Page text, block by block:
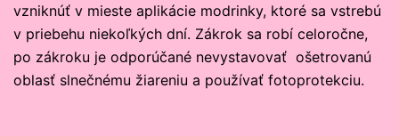
vzniknúť v mieste aplikácie modrinky, ktoré sa vstrebú
v priebehu niekoľkých dní. Zákrok sa robí celoročne,
po zákroku je odporúčané nevystavovať ošetrovanú
oblasť slnečnému žiareniu a používať fotoprotekciu.